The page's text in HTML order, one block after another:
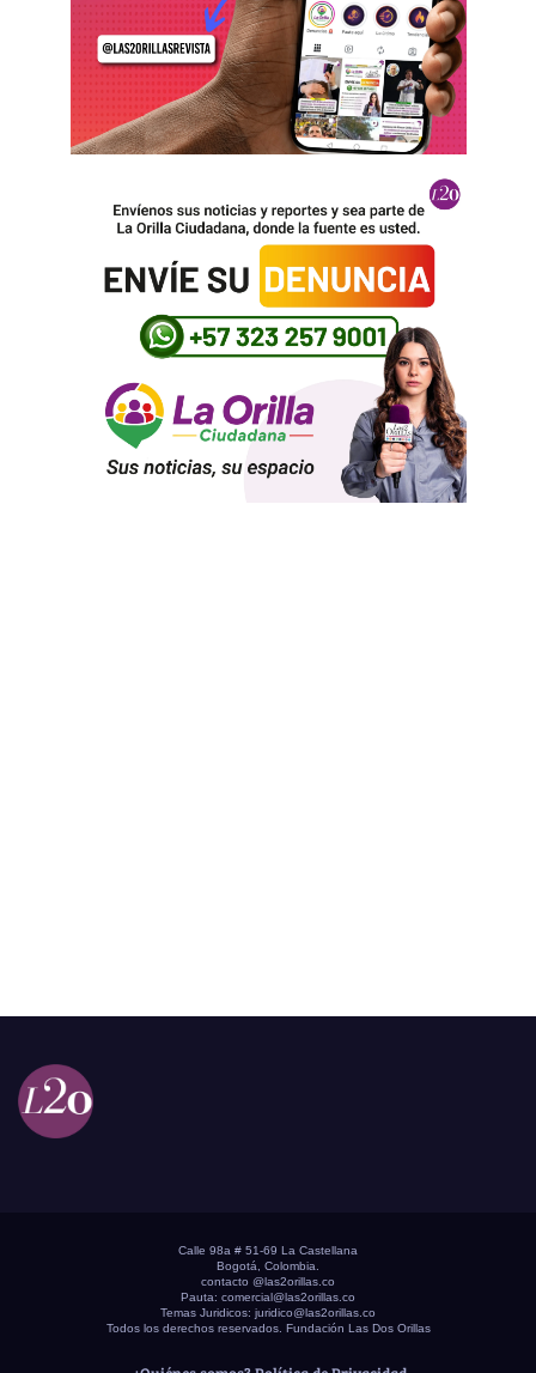
Calle 98a # 51-69 La Castellana
Bogotá, Colombia.
contacto @las2orillas.co
Pauta: comercial@las2orillas.co
Temas Juridicos: juridico@las2orillas.co
Todos los derechos reservados. Fundación Las Dos Orillas